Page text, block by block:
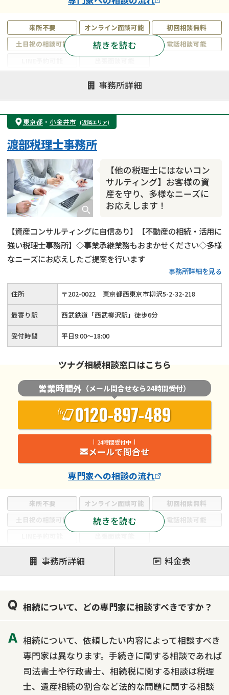
来所不要 オンライン面談可能
初回相談無料
土日祝の相談可能
19時以降電話可能
電話相談可能
遺言書作成・遺言執行
相続放棄
相続登記
遺産分割
遺留分侵害額請求
相続税申告
相続手続き
銀行手続き
成年後見・任意後見
相続人調査
相続トラブル
続きを読む
事務所詳細
東京都 ・ 小金井市 (近隣エリア)
【他の税理士にはないコン
サルティング】お客様の資
産を守り、多様なニーズに
お応えします！
渡部税理士事務所
【資産コンサルティングに自信あり】【不動産の相続・活用に
強い税理士事務所】◇事業承継業務もおまかせください◇多様
なニーズにお応えしたご提案を行います
事務所詳細を見る
来所不要 オンライン面談可能
初回相談無料
土日祝の相談可能
19時以降電話可能
電話相談可能
注力案件
遺言書作成・遺言執行
相続放棄
相続登記
相続手続き
銀行手続き
家族信託
相続人調査
相続財産調査
不動産評価(相続不動産)
相続トラブル
続きを読む
住所 〒202-0022 東京都西東京市柳沢5-2-32-218
最寄り駅 西武鉄道「西武柳沢駅」徒歩6分
受付時間 平日9:00～18:00
ツナグ相続相談窓口はこちら
営業時間外 （メール問合せなら24時間受付）
0120-897-489
24時間受付中
メールで問合せ
専門家への相談の流れ
事務所詳細 料金表
相続について、どの専門家に相談すべきですか？
相続について、依頼したい内容によって相談すべき
専門家は異なります。手続きに関する相談であれば
司法書士や行政書士、相続税に関する相談は税理
士、遺産相続の割合など法的な問題に関する相談